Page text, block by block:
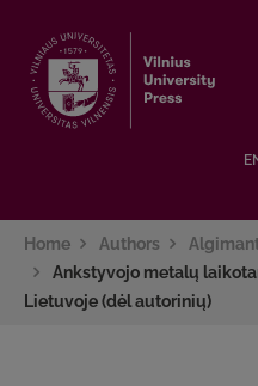
Home Authors
Ankstyvojo metalų
Lietuvoje (dėl autorinių)